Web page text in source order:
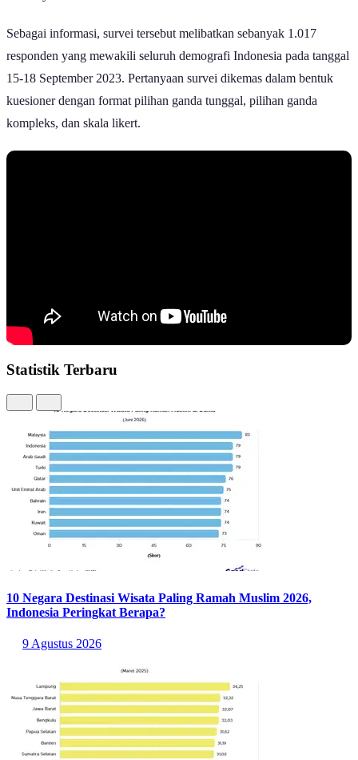
Sebagai informasi, survei tersebut melibatkan sebanyak 1.017
responden yang mewakili seluruh demografi Indonesia pada tanggal
15-18 September 2023. Pertanyaan survei dikemas dalam bentuk
kuesioner dengan format pilihan ganda tunggal, pilihan ganda
kompleks, dan skala likert.
Statistik Terbaru
10 Negara Destinasi Wisata Paling Ramah Muslim 2026,
Indonesia Peringkat Berapa?
9 Agustus 2026